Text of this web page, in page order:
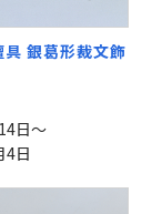
銀葛形裁文飾
日～
4日